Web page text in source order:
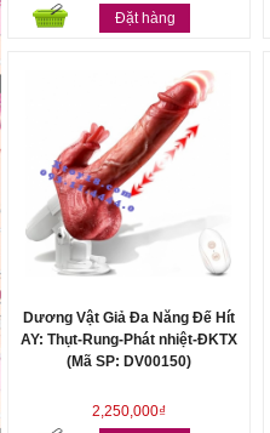
Đặt hàng
Dương Vật Giả Đa Năng Đế Hít
AY: Thụt-Rung-Phát nhiệt-ĐKTX
(Mã SP: DV00150)
2,250,000₫